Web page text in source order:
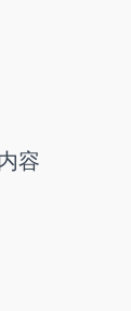
容